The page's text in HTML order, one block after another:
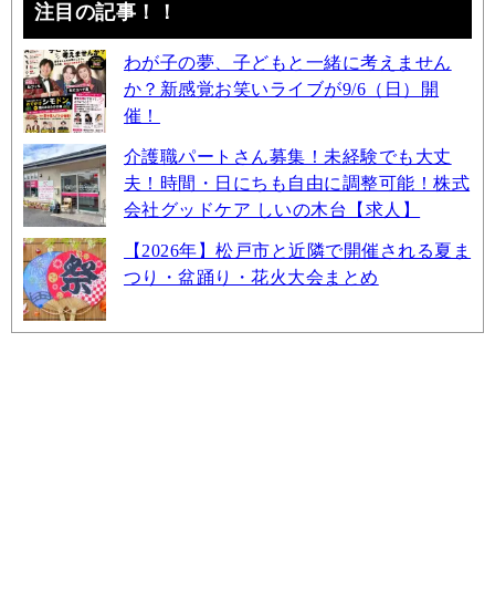
注目の記事！！
わが子の夢、子どもと一緒に考えません
か？新感覚お笑いライブが9/6（日）開
催！
介護職パートさん募集！未経験でも大丈
夫！時間・日にちも自由に調整可能！株式
会社グッドケア しいの木台【求人】
【2026年】松戸市と近隣で開催される夏ま
つり・盆踊り・花火大会まとめ